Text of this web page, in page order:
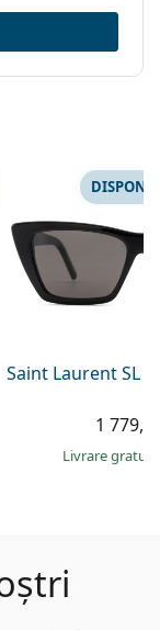
Saint Laurent SL
1
Livrare